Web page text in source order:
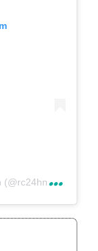
U
m post compartilhado por Portal RC24h (@rc24hnoticias)